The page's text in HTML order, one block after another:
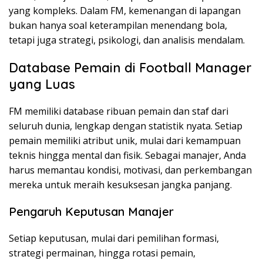
yang kompleks. Dalam FM, kemenangan di lapangan
bukan hanya soal keterampilan menendang bola,
tetapi juga strategi, psikologi, dan analisis mendalam.
Database Pemain di Football Manager
yang Luas
FM memiliki database ribuan pemain dan staf dari
seluruh dunia, lengkap dengan statistik nyata. Setiap
pemain memiliki atribut unik, mulai dari kemampuan
teknis hingga mental dan fisik. Sebagai manajer, Anda
harus memantau kondisi, motivasi, dan perkembangan
mereka untuk meraih kesuksesan jangka panjang.
Pengaruh Keputusan Manajer
Setiap keputusan, mulai dari pemilihan formasi,
strategi permainan, hingga rotasi pemain,